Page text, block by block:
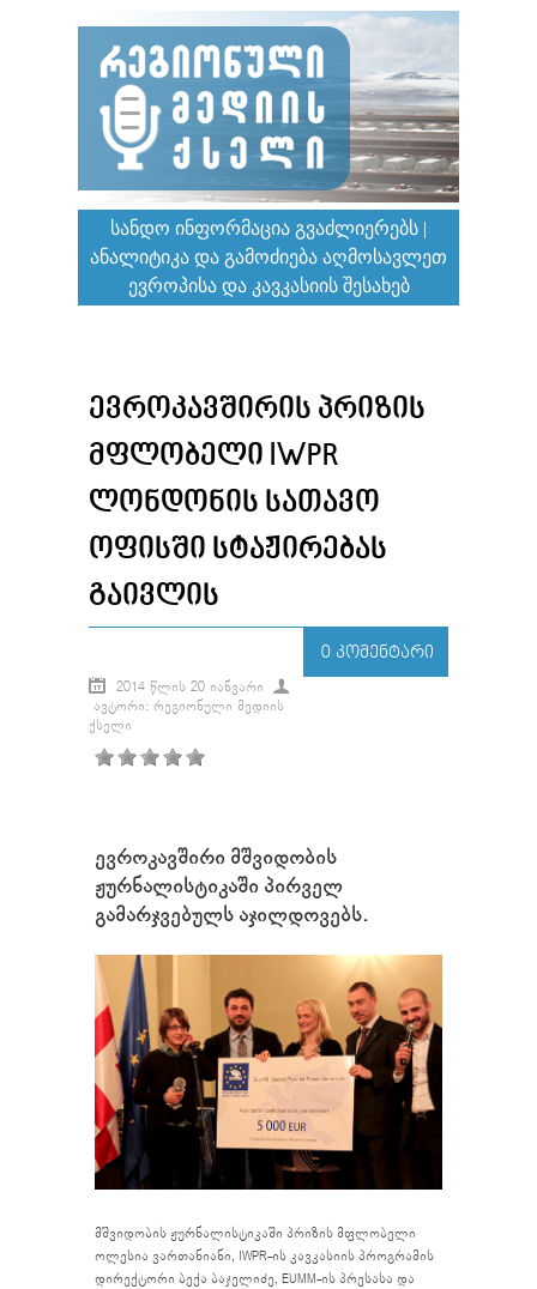
ᲡᲐᲜᲓᲝ ᲘᲜᲤᲝᲠᲛᲐᲪᲘᲐ ᲒᲕᲐᲫᲚᲘᲔᲠᲔᲑᲡ |
ᲐᲜᲐᲚᲘᲢᲘᲙᲐ ᲓᲐ ᲒᲐᲛᲝᲫᲘᲔᲑᲐ ᲐᲦᲛᲝᲡᲐᲕᲚᲔᲗ
ᲔᲕᲠᲝᲞᲘᲡᲐ ᲓᲐ ᲙᲐᲕᲙᲐᲡᲘᲘᲡ ᲨᲔᲡᲐᲮᲔᲑ
ᲔᲕᲠᲝᲙᲐᲕᲨᲘᲠᲘᲡ ᲞᲠᲘᲖᲘᲡ
ᲛᲤᲚᲝᲑᲔᲚᲘ IWPR
ᲚᲝᲜᲓᲝᲜᲘᲡ ᲡᲐᲗᲐᲕᲝ
ᲝᲤᲘᲡᲨᲘ ᲡᲢᲐᲟᲘᲠᲔᲑᲐᲡ
ᲒᲐᲘᲕᲚᲘᲡ
0 ᲙᲝᲛᲔᲜᲢᲐᲠᲘ
2014 ᲬᲚᲘᲡ 20 ᲘᲐᲜᲕᲐᲠᲘ
ᲐᲕᲢᲝᲠᲘ: ᲠᲔᲒᲘᲝᲜᲣᲚᲘ ᲛᲔᲓᲘᲘᲡ
ᲥᲡᲔᲚᲘ
ევროკავშირი მშვიდობის
ჟურნალისტიკაში პირველ
გამარჯვებულს აჯილდოვებს.
მშვიდობის ჟურნალისტიკაში პრიზის მფლობელი
ოლესია ვართანიანი, IWPR-ის კავკასიის პროგრამის
დირექტორი ბექა ბაჯელიძე, EUMM-ის პრესასა და